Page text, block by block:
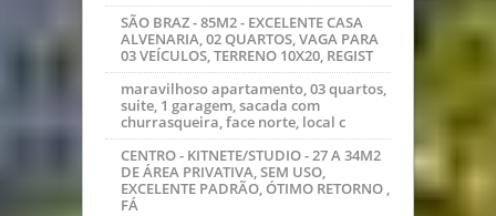
SÃO BRAZ - 85M2 - EXCELENTE CASA
ALVENARIA, 02 QUARTOS, VAGA PARA
03 VEÍCULOS, TERRENO 10X20, REGIST
maravilhoso apartamento, 03 quartos,
suite, 1 garagem, sacada com
churrasqueira, face norte, local c
CENTRO - KITNETE/STUDIO - 27 A 34M2
DE ÁREA PRIVATIVA, SEM USO,
EXCELENTE PADRÃO, ÓTIMO RETORNO ,
FÁ